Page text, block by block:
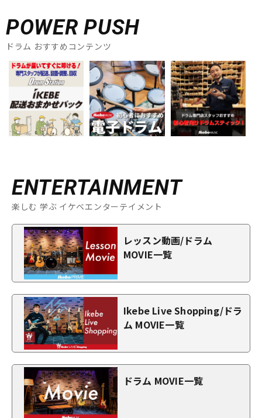
POWER PUSH
ドラム おすすめコンテンツ
ENTERTAINMENT
楽しむ 学ぶ イケベエンターテイメント
レッスン動画/ドラム
MOVIE一覧
Ikebe Live Shopping/ドラ
ム MOVIE一覧
ドラム MOVIE一覧